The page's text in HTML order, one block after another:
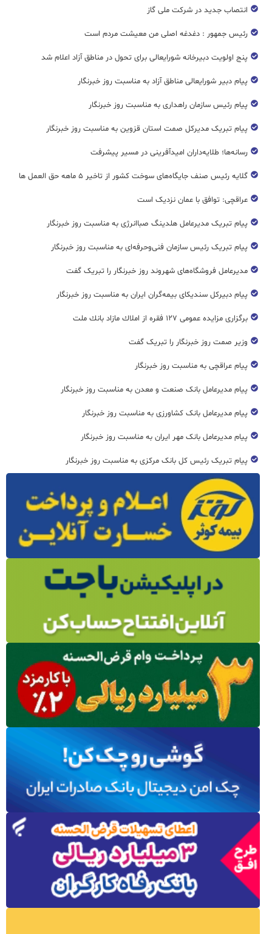
انتصاب جدید در شرکت ملی گاز
رئیس جمهور : دغدغه اصلی من معیشت مردم است
پنج اولویت دبیرخانه شورایعالی برای تحول در مناطق آزاد اعلام شد
پیام دبیر شورایعالی مناطق آزاد به مناسبت روز خبرنگار
پیام رئیس سازمان راهداری به مناسبت روز خبرنگار
پیام تبریک مدیرکل صمت استان قزوین به مناسبت روز خبرنگار
رسانه‌ها؛ طلایه‌داران امیدآفرینی در مسیر پیشرفت
گلایه رئیس صنف جایگاه‌های سوخت کشور از تاخیر ۵ ماهه حق العمل ها
عراقچی: توافق با عمان نزدیک است
پیام تبریک مدیرعامل هلدینگ صباانرژی به مناسبت روز خبرنگار
پیام تبریک رئیس سازمان فنی‌و‌حرفه‌ای به مناسبت روز خبرنگار
مدیرعامل فروشگاه‌های شهروند روز خبرنگار را تبریک گفت
پیام دبیرکل سندیکای بیمه‌گران ایران به مناسبت روز خبرنگار
برگزاری مزایده عمومی ۱۲۷ فقره از املاك مازاد بانك ملت
وزیر صمت روز خبرنگار را تبریک گفت
پیام عراقچی به مناسبت روز خبرنگار
پیام مدیرعامل بانک صنعت و معدن به مناسبت روز خبرنگار
پیام مدیرعامل بانک کشاورزی به مناسبت روز خبرنگار
پیام مدیرعامل بانک مهر ایران به مناسبت روز خبرنگار
پیام تبریک رئیس کل بانک مرکزی به مناسبت روز خبرنگار